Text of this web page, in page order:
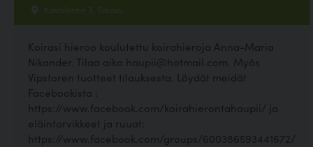
Kavalontie 3, Sauvo
Koirasi hieroo koulutettu koirahieroja Anna-Maria
Nikander. Tilaa aika haupii@hotmail.com. Myös
Vipstoren tuotteet tilauksesta. Löydät meidät
Facebookista :
https://www.facebook.com/koirahierontahaupii/ ja
eläintarvikkeet ja ruuat:
https://www.facebook.com/groups/600386593441672/